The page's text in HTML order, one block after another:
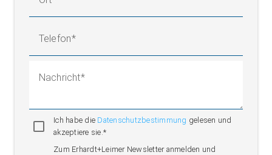
Telefon
Nachricht
Ich habe die Datenschutzbestimmung gelesen und
akzeptiere sie.*
Zum Erhardt+Leimer Newsletter anmelden und